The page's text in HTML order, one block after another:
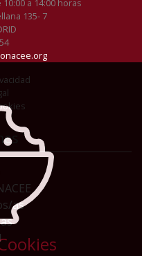
a 14:00 horas
135- 7
as